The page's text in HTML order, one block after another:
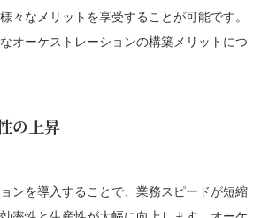
々なメリットを享受することが可能です。
オーケストレーションの構築メリットにつ
の上昇
ンを導入することで、業務スピードが短縮